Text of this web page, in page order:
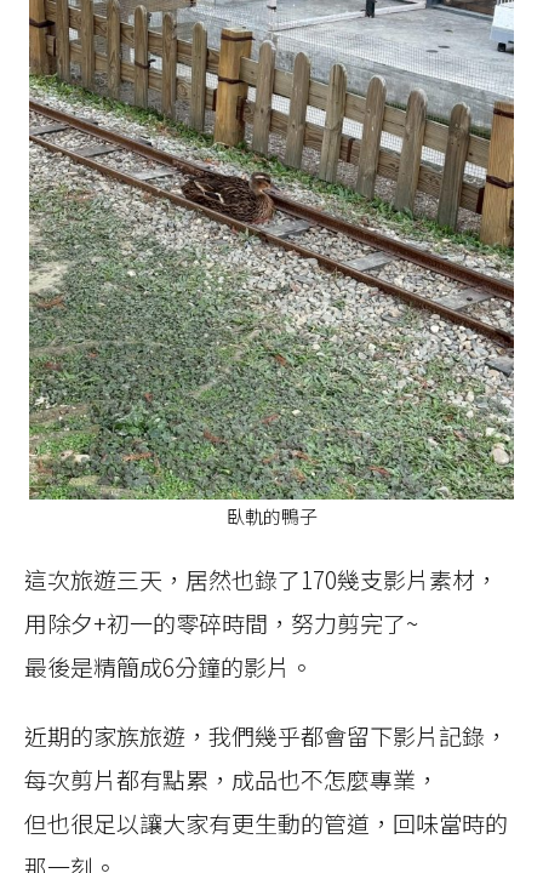
臥軌的鴨子
這次旅遊三天，居然也錄了170幾支影片素材，
用除夕+初一的零碎時間，努力剪完了~
最後是精簡成6分鐘的影片。
近期的家族旅遊，我們幾乎都會留下影片記錄，
每次剪片都有點累，成品也不怎麼專業，
但也很足以讓大家有更生動的管道，回味當時的
那一刻。